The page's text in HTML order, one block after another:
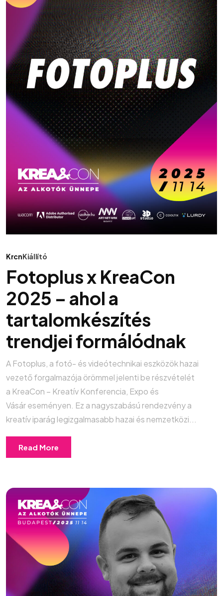
KrcnKiállító
Fotoplus x KreaCon
2025 – ahol a
tartalomkészítés
trendjei formálódnak
A Fotoplus, a fotó- és videótechnikai eszközök hazai
vezető forgalmazója örömmel jelenti be részvételét
a KreaCon – Kreatív Konferencia, Expo és
Vásár eseményen. Ez a nagyszabású rendezvény a
kreatív iparág legizgalmasabb hazai és nemzetközi...
Read More